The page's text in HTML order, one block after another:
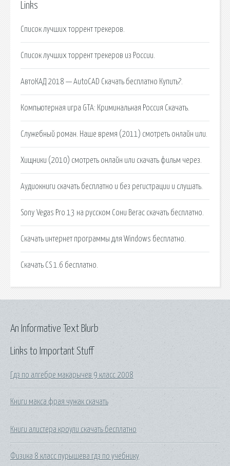
Links
Список лучших торрент трекеров.
Список лучших торрент трекеров из России.
АвтоКАД 2018 — AutoCAD Скачать бесплатно Купить?.
Компьютерная игра GTA: Криминальная Россия Скачать.
Служебный роман. Наше время (2011) смотреть онлайн или.
Хищники (2010) смотреть онлайн или скачать фильм через.
Аудиокниги скачать бесплатно и без регистрации и слушать.
Sony Vegas Pro 13 на русском Сони Вегас скачать бесплатно.
Скачать интернет программы для Windows бесплатно.
Скачать CS 1.6 бесплатно.
Links to Important Stuff
Гдз по алгебре макарычев 9 класс 2008
Книги макса фрая чужак скачать
Книги алистера кроули скачать бесплатно
Физика 8 класс пурышева гдз по учебнику
An Informative Text Blurb